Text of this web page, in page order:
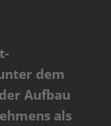
dem
Aufbau
als